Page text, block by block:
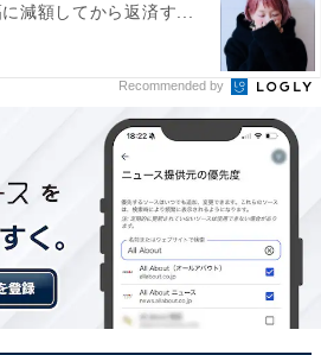
献。ドジャース移籍前に所属し
ゼルスでは、日本選手初の本塁
ーグのMVP（最優秀選手）を受賞
ゆき プロフィール
、エンタメトピックスなどを中
執筆中のライター。時々、店舗
も担当。All AboutおよびAll
ター歴は5年。
減額してから返済す...
Recommended by